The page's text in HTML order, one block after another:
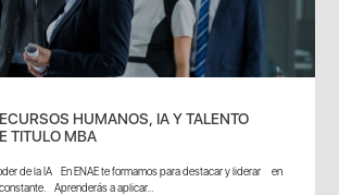
HUMANOS, IA Y TALENTO
TITULO MBA
de la IA En ENAE te formamos para destacar y liderar en
Aprenderás a aplicar...